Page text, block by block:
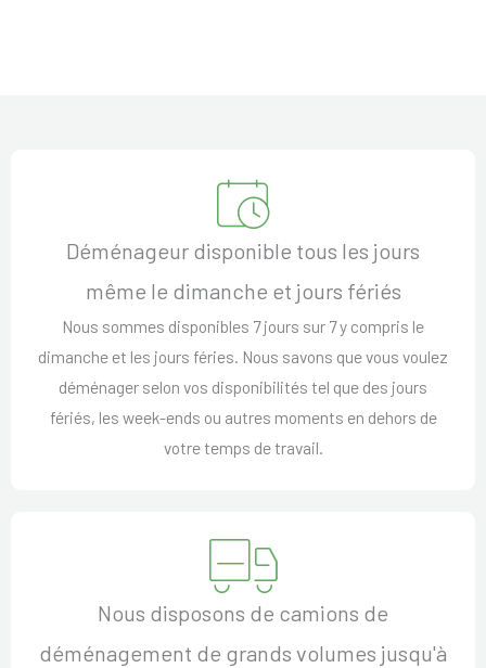
Déménageur disponible tous les jours
même le dimanche et jours fériés
Nous sommes disponibles 7 jours sur 7 y compris le
dimanche et les jours féries. Nous savons que vous voulez
déménager selon vos disponibilités tel que des jours
fériés, les week-ends ou autres moments en dehors de
votre temps de travail.
Nous disposons de camions de
déménagement de grands volumes jusqu'à